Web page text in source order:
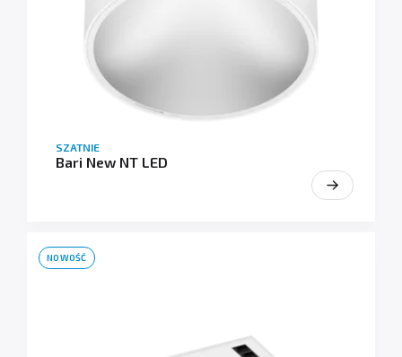
SZATNIE
Bari New NT LED
NOWOŚĆ